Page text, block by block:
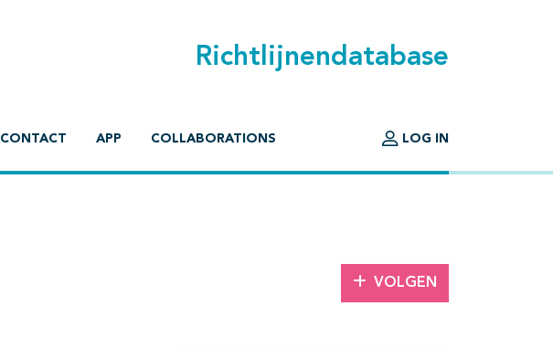
Richtlijnendatabase
CONTACT APP COLLABORATIONS LOG IN
VOLGEN